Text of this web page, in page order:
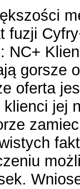
fuzji
NC+
gorsze
oferta
klienci jej